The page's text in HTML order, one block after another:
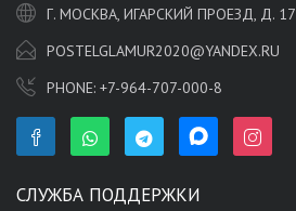
Г. МОСКВА, ИГАРСКИЙ ПРОЕЗД, Д. 17
POSTELGLAMUR2020@YANDEX.RU
PHONE: +7-964-707-000-8
СЛУЖБА ПОДДЕРЖКИ